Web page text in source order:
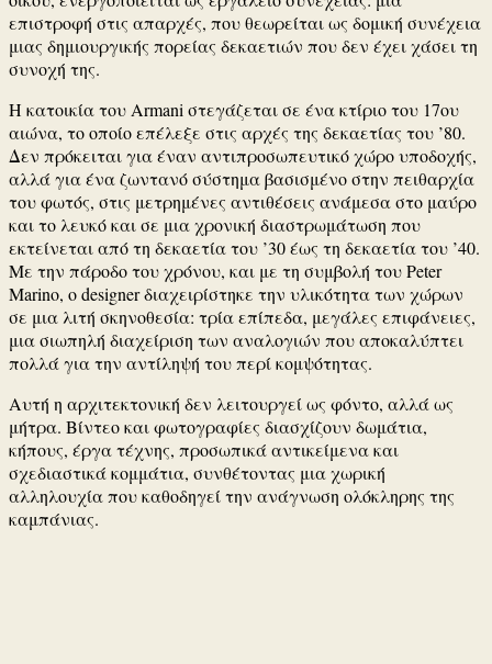
επιστροφή στις απαρχές, που θεωρείται ως δομική συνέχεια
μιας δημιουργικής πορείας δεκαετιών που δεν έχει χάσει τη
συνοχή της.
Η κατοικία του Armani στεγάζεται σε ένα κτίριο του 17ου
αιώνα, το οποίο επέλεξε στις αρχές της δεκαετίας του ’80.
Δεν πρόκειται για έναν αντιπροσωπευτικό χώρο υποδοχής,
αλλά για ένα ζωντανό σύστημα βασισμένο στην πειθαρχία
του φωτός, στις μετρημένες αντιθέσεις ανάμεσα στο μαύρο
και το λευκό και σε μια χρονική διαστρωμάτωση που
εκτείνεται από τη δεκαετία του ’30 έως τη δεκαετία του ’40.
Με την πάροδο του χρόνου, και με τη συμβολή του Peter
Marino, ο designer διαχειρίστηκε την υλικότητα των χώρων
σε μια λιτή σκηνοθεσία: τρία επίπεδα, μεγάλες επιφάνειες,
μια σιωπηλή διαχείριση των αναλογιών που αποκαλύπτει
πολλά για την αντίληψή του περί κομψότητας.
Αυτή η αρχιτεκτονική δεν λειτουργεί ως φόντο, αλλά ως
μήτρα. Βίντεο και φωτογραφίες διασχίζουν δωμάτια,
κήπους, έργα τέχνης, προσωπικά αντικείμενα και
σχεδιαστικά κομμάτια, συνθέτοντας μια χωρική
αλληλουχία που καθοδηγεί την ανάγνωση ολόκληρης της
καμπάνιας.